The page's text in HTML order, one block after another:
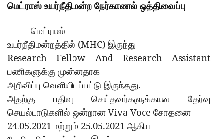
மெட்ராஸ் உயர்நீதிமன்ற நேர்காணல் ஒத்திவைப்பு
மெட்ராஸ்
உயர்நீதிமன்றத்தில் (MHC) இருந்து
Research Fellow And Research Assistant
பணிகளுக்கு முன்னதாக
அறிவிப்பு வெளியிடப்பட்டு இருந்தது.
அதற்கு பதிவு செய்தவர்களுக்கான
தேர்வு
செயல்பாடுகளில் ஒன்றான Viva Voce சோதனை
24.05.2021 மற்றும் 25.05.2021 ஆகிய